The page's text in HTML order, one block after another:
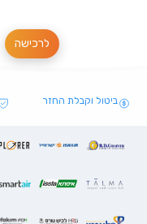
לרכישה
ביטול וקבלת החזר